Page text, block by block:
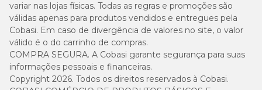
variar nas lojas físicas. Todas as regras e promoções são
válidas apenas para produtos vendidos e entregues pela
Cobasi. Em caso de divergência de valores no site, o valor
válido é o do carrinho de compras.
COMPRA SEGURA. A Cobasi garante segurança para suas
informações pessoais e financeiras.
Copyright 2026. Todos os direitos reservados à Cobasi.